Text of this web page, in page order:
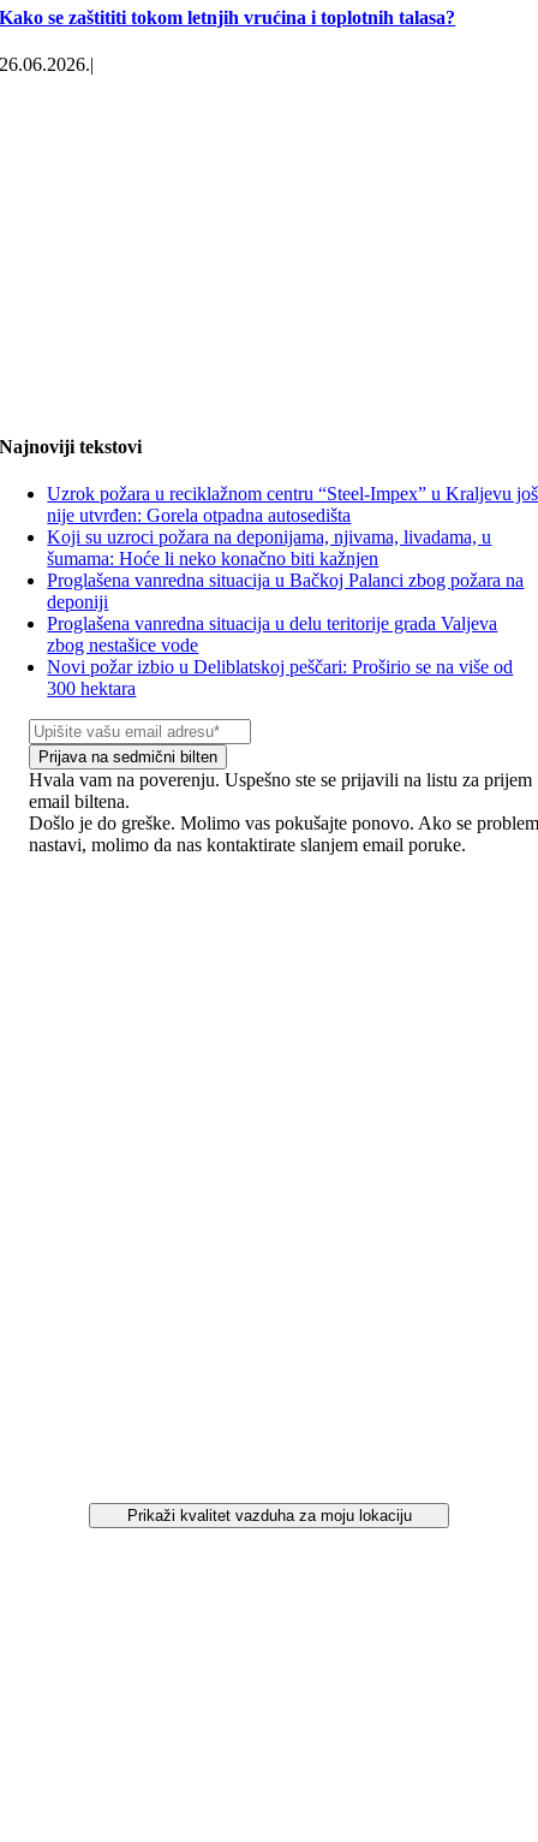
Kako se zaštititi tokom letnjih vrućina i toplotnih talasa?
26.06.2026.|
Najnoviji tekstovi
Uzrok požara u reciklažnom centru “Steel-Impex” u Kraljevu još
nije utvrđen: Gorela otpadna autosedišta
Koji su uzroci požara na deponijama, njivama, livadama, u
šumama: Hoće li neko konačno biti kažnjen
Proglašena vanredna situacija u Bačkoj Palanci zbog požara na
deponiji
Proglašena vanredna situacija u delu teritorije grada Valjeva
zbog nestašice vode
Novi požar izbio u Deliblatskoj peščari: Proširio se na više od
300 hektara
Prijava na sedmični bilten
Hvala vam na poverenju. Uspešno ste se prijavili na listu za prijem
email biltena.
Došlo je do greške. Molimo vas pokušajte ponovo. Ako se
nastavi, molimo da nas kontaktirate slanjem email poruke.
Prikaži kvalitet vazduha za moju lokaciju